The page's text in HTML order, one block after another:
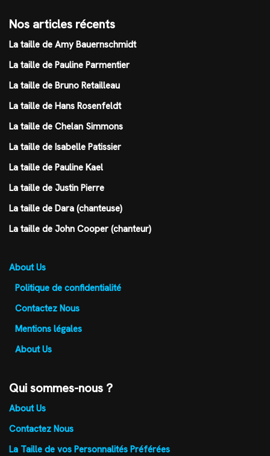
Nos articles récents
La taille de Amy Bauernschmidt
La taille de Pauline Parmentier
La taille de Bruno Retailleau
La taille de Hans Rosenfeldt
La taille de Chelan Simmons
La taille de Isabelle Patissier
La taille de Pauline Kael
La taille de Justin Pierre
La taille de Dara (chanteuse)
La taille de John Cooper (chanteur)
About Us
Politique de confidentialité
Contactez Nous
Mentions légales
About Us
Qui sommes-nous ?
About Us
Contactez Nous
La Taille de vos Personnalités Préférées